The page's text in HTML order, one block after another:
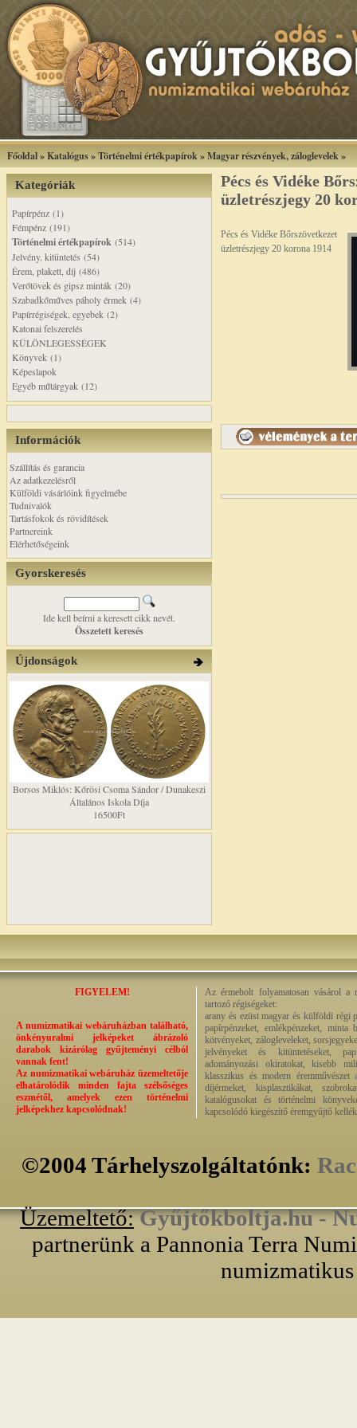
Főoldal»Katalógus»Történelmi értékpapírok»Magyar részvények, záloglevelek»
Kategóriák
Papírpénz (1)
Fémpénz (191)
Történelmi értékpapírok (514)
Jelvény, kitüntetés (54)
Érem, plakett, díj (486)
Verőtövek és gipsz minták (20)
Szabadkőműves páholy érmek (4)
Papírrégiségek, egyebek (2)
Katonai felszerelés
KÜLÖNLEGESSÉGEK
Könyvek (1)
Képeslapok
Egyéb műtárgyak (12)
Információk
Szállítás és garancia
Az adatkezelésről
Külföldi vásárlóink figyelmébe
Tudnivalók
Tartásfokok és rövidítések
Partnereink
Elérhetőségeink
Gyorskeresés
Ide kell beírni a keresett cikk nevét.
Összetett keresés
Újdonságok
Borsos Miklós: Kőrösi Csoma Sándor / Dunakeszi
Általános Iskola Díja
16500Ft
Pécs és Vidéke
üzletrészjegy 20
Pécs és Vidéke Bőrszövetkezet
üzletrészjegy 20 korona 1914
FIGYELEM!
A numizmatikai webáruházban található,
önkényuralmi jelképeket ábrázoló
darabok kizárólag gyűjteményi célból
vannak fent!
Az numizmatikai webáruház üzemeltetője
elhatárolódik minden fajta szélsőséges
eszmétől, amelyek ezen történelmi
jelképekhez kapcsolódnak!
Az érmebolt folyamatosan vásárol a
tartozó régiségeket:
arany és ezüst magyar és külföldi régi
papírpénzeket, emlékpénzeket, minta
kötvényeket, zálogleveleket,
jelvényeket és kitüntetéseket,
adományozási okiratokat, kisebb
klasszikus és modern éremművészet
díjérmeket, kisplasztikákat,
katalógusokat és történelmi
kapcsolódó kiegészítő éremgyűjtő
©2004 Tárhelyszolgáltatónk:
Üzemeltető: Gyűjtőkboltja.hu -
partnerünk a Pannonia Terra
numizmatikus